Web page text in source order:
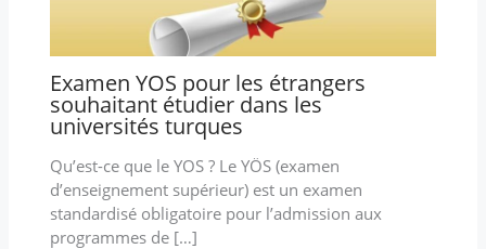
Examen YOS pour les étrangers
souhaitant étudier dans les
universités turques
Qu’est-ce que le YOS ? Le YÖS (examen
d’enseignement supérieur) est un examen
standardisé obligatoire pour l’admission aux
programmes de […]